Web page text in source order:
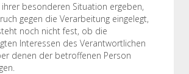
ihrer besonderen Situation ergeben,
gegen die Verarbeitung eingelegt,
noch nicht fest, ob die
Interessen des Verantwortlichen
denen der betroffenen Person